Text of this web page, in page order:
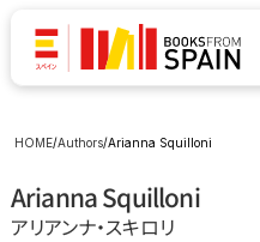
HOME/Authors/Arianna Squilloni
Arianna Squilloni
アリアンナ‧スキロリ